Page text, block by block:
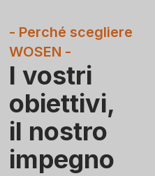
- Perché scegliere
WOSEN -
I vostri
obiettivi,
il nostro
impegno